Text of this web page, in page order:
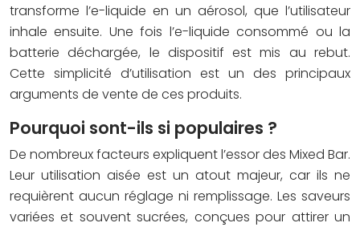
transforme l’e-liquide en un aérosol, que l’utilisateur
inhale ensuite. Une fois l’e-liquide consommé ou la
batterie déchargée, le dispositif est mis au rebut.
Cette simplicité d’utilisation est un des principaux
arguments de vente de ces produits.
Pourquoi sont-ils si populaires ?
De nombreux facteurs expliquent l’essor des Mixed Bar.
Leur utilisation aisée est un atout majeur, car ils ne
requièrent aucun réglage ni remplissage. Les saveurs
variées et souvent sucrées, conçues pour attirer un